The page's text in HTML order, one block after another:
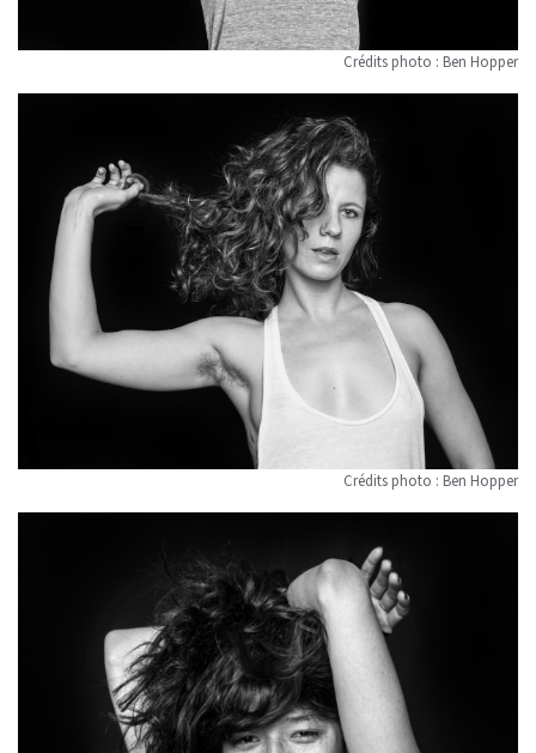
Crédits photo : Ben Hopper
Crédits photo : Ben Hopper